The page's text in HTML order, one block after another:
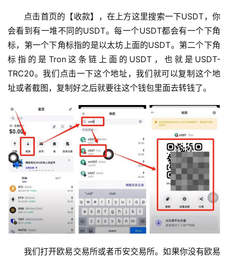
点击首页的【收款】，在上方这里搜索一下USDT，你
会看到有一堆不同的USDT。每一个USDT都会有一个下角
标，第一个下角标指的是以太坊上面的USDT。第二个下角
标指的是Tron这条链上面的USDT，也就是USDT-
TRC20。我们点击一下这个地址，我们就可以复制这个地
址或者截图，复制好之后就要往这个钱包里面去转钱了。
我们打开欧易交易所或者币安交易所。如果你没有欧易